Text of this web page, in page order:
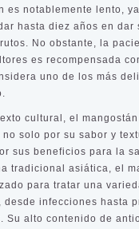
es notablemente lento,
hasta diez años en dar
No obstante, la
es recompensada
uno de los más
cultural, el
solo por su sabor y
sus beneficios para la
tradicional asiática, el
para tratar una
desde infecciones hasta
Su alto contenido de